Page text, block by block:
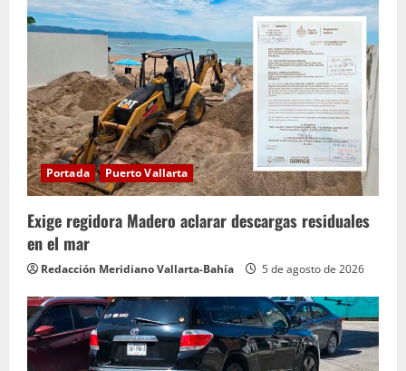
Portada Puerto Vallarta
Exige regidora Madero aclarar descargas residuales
en el mar
Redacción Meridiano Vallarta-Bahía 5 de agosto de 2026